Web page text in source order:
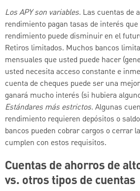
Los APY son variables. Las cuentas de
rendimiento pagan tasas de interés
rendimiento puede disminuir en el
Retiros limitados. Muchos bancos
mensuales que usted puede hacer
usted necesita acceso constante e
cuenta de cheques puede ser una
ganará mucho interés (si hubiera
Estándares más estrictos. Algunas
rendimiento requieren depósitos o
bancos pueden cobrar cargos o cerrar
cumplen con estos requisitos.
Cuentas de ahorros de
vs. otros tipos de cuentas